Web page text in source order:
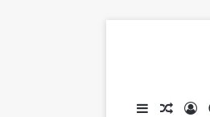
فيسبوكتسجيل الدخول
مقال عشوائي
إضافة عمود جانبي